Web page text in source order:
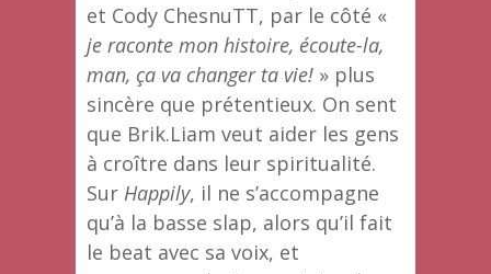
et Cody ChesnuTT, par le côté «
je raconte mon histoire, écoute-la,
man, ça va changer ta vie! » plus
sincère que prétentieux. On sent
que Brik.Liam veut aider les gens
à croître dans leur spiritualité.
Sur Happily, il ne s’accompagne
qu’à la basse slap, alors qu’il fait
le beat avec sa voix, et